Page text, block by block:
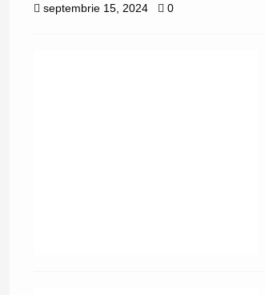
septembrie 15, 2024 0